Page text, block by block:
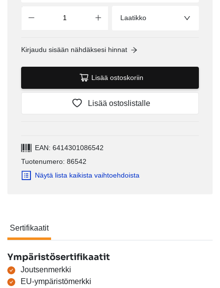
Laatikko
Kirjaudu sisään nähdäksesi hinnat
Lisää ostoskoriin
Lisää ostoslistalle
EAN: 6414301086542
Tuotenumero: 86542
Näytä lista kaikista vaihtoehdoista
Sertifikaatit
Sertifikaatit
Ympäristösertifikaatit
Joutsenmerkki
EU-ympäristömerkki